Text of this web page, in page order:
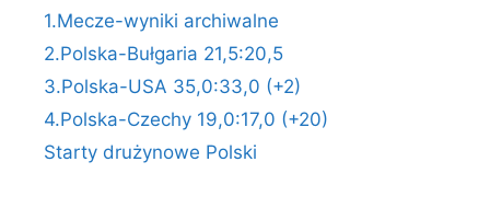
1.Mecze-wyniki archiwalne
2.Polska-Bułgaria 21,5:20,5
3.Polska-USA 35,0:33,0 (+2)
4.Polska-Czechy 19,0:17,0 (+20)
Starty drużynowe Polski